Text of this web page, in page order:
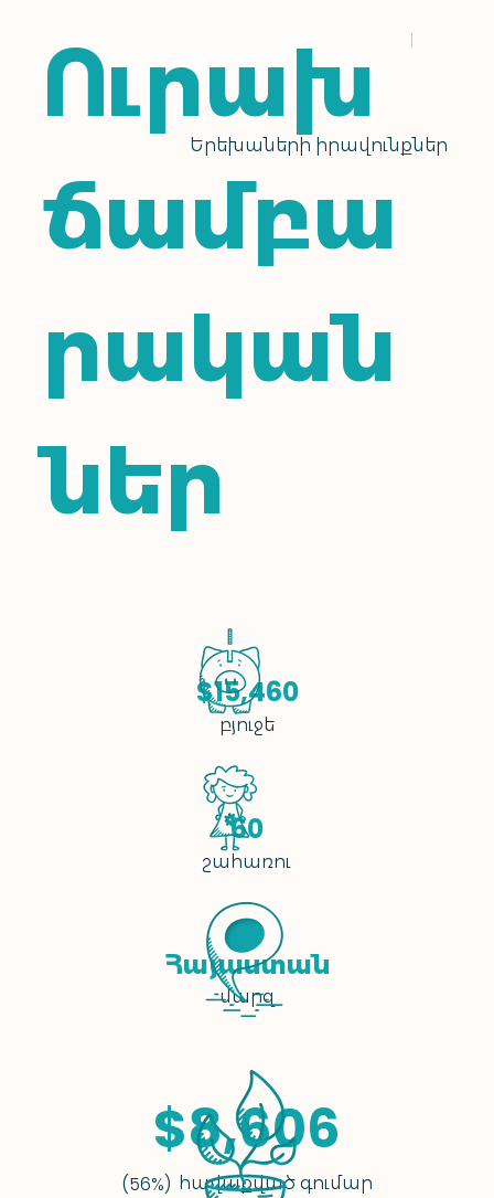
Երեխաների իրավունքներ
Ուրախ
ճամբա
րական
ներ
$15,460
բյուջե
60
շահառու
Հայաստան
մարզ
(56%) հավաքված գումար
$8,606